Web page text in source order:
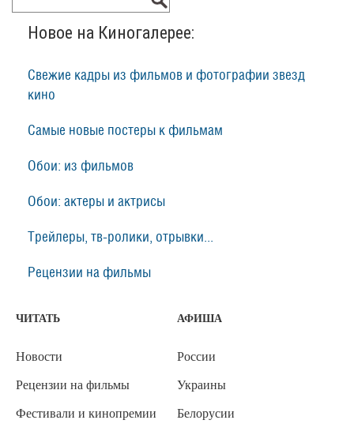
Новое на Киногалерее:
Свежие кадры из фильмов и фотографии звезд
кино
Самые новые постеры к фильмам
Обои: из фильмов
Обои: актеры и актрисы
Трейлеры, тв-ролики, отрывки...
Рецензии на фильмы
ЧИТАТЬ
Новости
Рецензии на фильмы
Фестивали и кинопремии
АФИША
России
Украины
Белорусии